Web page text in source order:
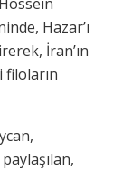
Hazar’ı
İran’ın
filoların